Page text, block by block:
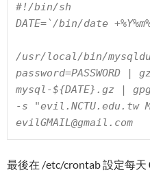
#!/bin/sh
DATE=`/bin/date
/usr/local/bin/
password=PASSWORD |
mysql-${DATE}.gz |
-s "evil.NCTU.edu.tw
evilGMAIL@gmail.com
最後在 /etc/crontab 設定每天